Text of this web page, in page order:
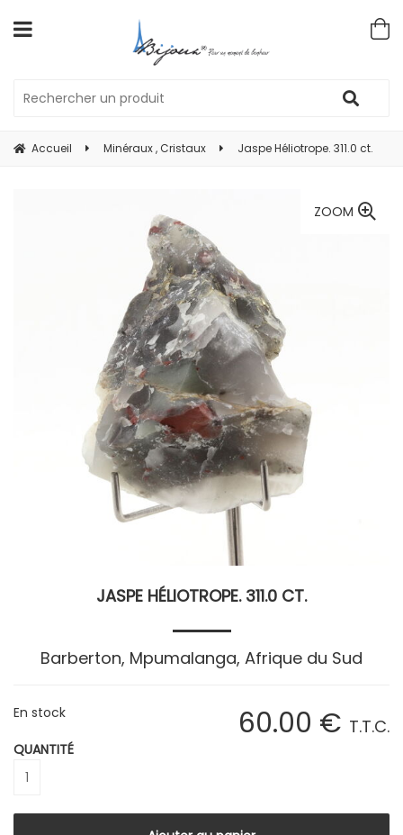
Accueil Minéraux , Cristaux Jaspe Héliotrope. 311.0 ct.
ZOOM
JASPE HÉLIOTROPE. 311.0 CT.
Barberton, Mpumalanga, Afrique du Sud
60.00 € T.T.C.
En stock
QUANTITÉ